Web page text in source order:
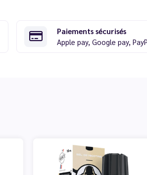
Paiements sécurisés
Apple pay, Google pay,